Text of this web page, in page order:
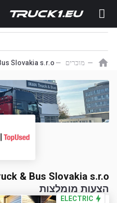
מוכרים Slovakia s.r.o.
& Bus Slovakia s.r.o.
הצעות מומלצות
ELECTRIC